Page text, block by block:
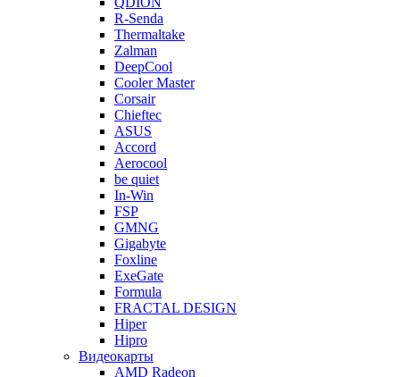
R-Senda
Thermaltake
Zalman
DeepCool
Cooler Master
Corsair
Chieftec
ASUS
Accord
Aerocool
be quiet
In-Win
FSP
GMNG
Gigabyte
Foxline
ExeGate
Formula
FRACTAL DESIGN
Hiper
Hipro
Видеокарты
AMD Radeon